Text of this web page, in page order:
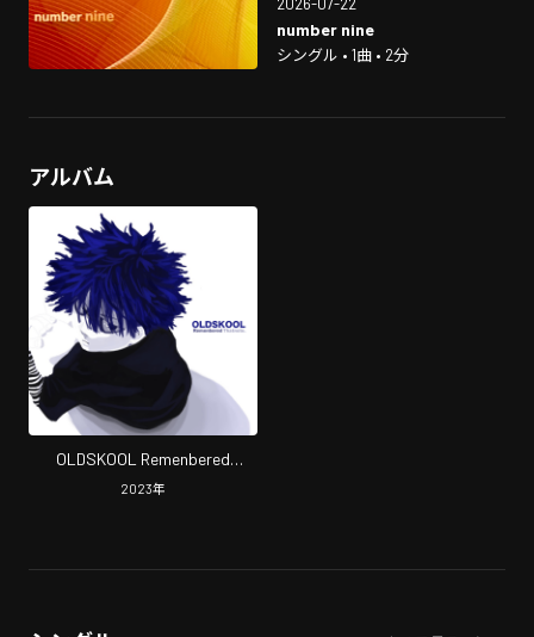
number nine
シングル • 1曲 • 2分
アルバム
OLDSKOOL Remenbered
Thatnote.
2023年